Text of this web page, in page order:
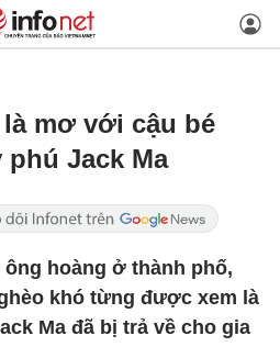
mơ với cậu bé
phú Jack Ma
hoàng ở thành phố,
khó từng được xem là
Ma đã bị trả về cho gia